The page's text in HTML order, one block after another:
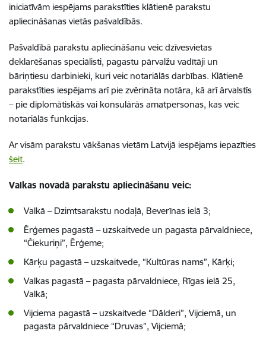
iniciatīvām iespējams parakstīties klātienē parakstu
apliecināšanas vietās pašvaldībās.
Pašvaldībā parakstu apliecināšanu veic dzīvesvietas
deklarēšanas speciālisti, pagastu pārvalžu vadītāji un
bāriņtiesu darbinieki, kuri veic notariālās darbības. Klātienē
parakstīties iespējams arī pie zvērināta notāra, kā arī ārvalstīs
– pie diplomātiskās vai konsulārās amatpersonas, kas veic
notariālās funkcijas.
Ar visām parakstu vākšanas vietām Latvijā iespējams iepazīties
šeit.
Valkas novadā parakstu apliecināšanu veic:
Valkā – Dzimtsarakstu nodaļā, Beverīnas ielā 3;
Ērģemes pagastā – uzskaitvede un pagasta pārvaldniece,
“Čiekuriņi”, Ērģeme;
Kārķu pagastā – uzskaitvede, “Kultūras nams”, Kārķi;
Valkas pagastā – pagasta pārvaldniece, Rīgas ielā 25,
Valkā;
Vijciema pagastā – uzskaitvede “Dālderi”, Vijciemā, un
pagasta pārvaldniece “Druvas”, Vijciemā;